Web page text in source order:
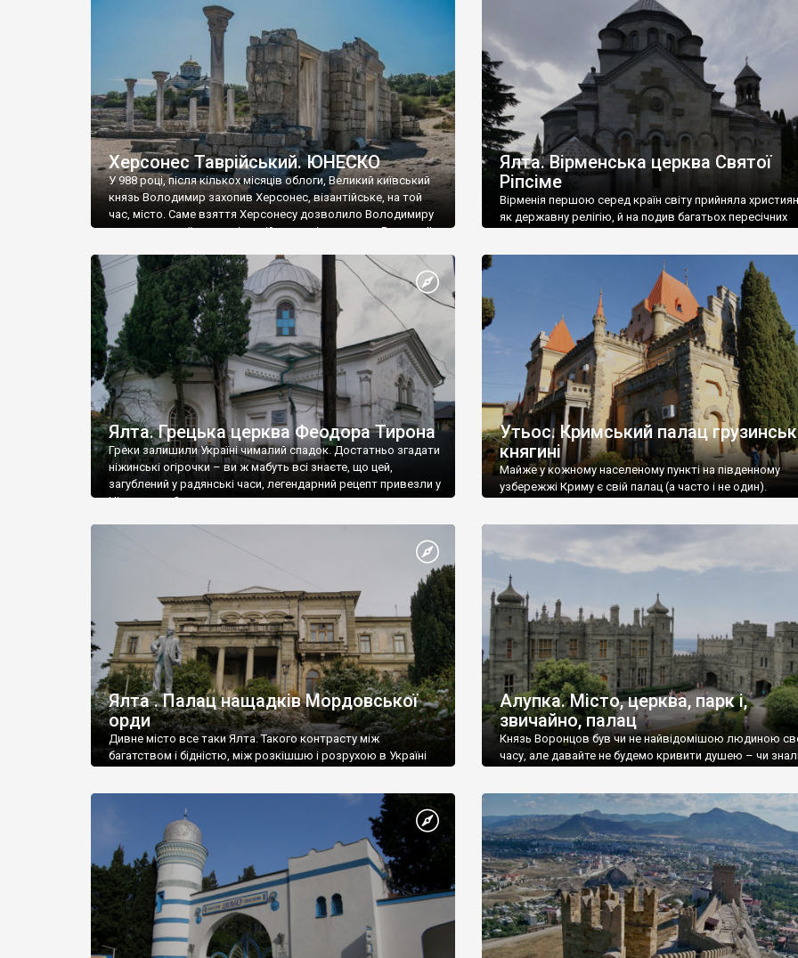
візантійської доби. Раритети викрадені з фондів об’єкту
культурної спадщини ЮНЕСКО «Херсонеса Таврійського».
Офіційно – на виставку «Золото Візантії», але експерти та
влада в Україні вважають це лише […]
називаються «повстяками» (postaki)…” “Вино. Крим
виробляє відмінне вино і його вдосталь: воно все
легке біле і дуже […]
Херсонес Таврійський. ЮНЕСКО
У 988 році, після кількох місяців облоги, Великий київський
князь Володимир захопив Херсонес, візантійське, на той
час, місто. Саме взяття Херсонесу дозволило Володимиру
диктувати свої умови візантійському імператору Василю ІІ,
Херсонесі Володимир-язичник, став Василем-
християнином. А потім було Хрещення Русі. На честь
Херсонесу Таврійського названо місто […]
Ялта. Вірменська церква Святої
Ріпсіме
Вірменія першою серед країн світу прийняла
як державну релігію, й на подив багатьох пересічних
Ялта. Грецька церква Феодора Тирона
Греки залишили Україні чималий спадок. Достатньо згадати
ніжинські огірочки – ви ж мабуть всі знаєте, що цей,
загублений у радянські часи, легендарний рецепт привезли у
Ніжин греки?
Утьос. Кримський палац
княгині
Майже у кожному населеному пункті на південному
узбережжі Криму є свій палац (а часто і не один).
Ялта . Палац нащадків Мордовської
орди
Дивне місто все таки Ялта. Такого контрасту між
багатством і бідністю, між розкішшю і розрухою в Україні
Алупка. Місто, церква, парк і,
звичайно, палац
Князь Воронцов був чи не найвідомішою людиною
часу, але давайте не будемо кривити душею – чи